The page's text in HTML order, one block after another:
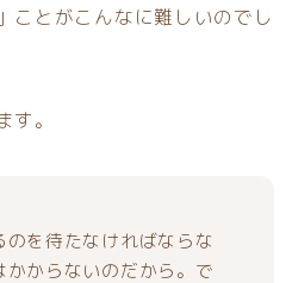
ことがこんなに難しいのでし
。
を待たなければならな
からないのだから。で